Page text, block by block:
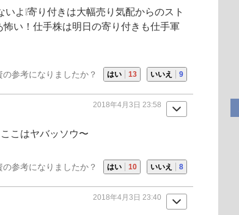
よ❕寄り付きは大幅売り気配からのスト
怖い！仕手株は明日の寄り付きも仕手軍
の参考になりましたか？ はい 13 いいえ 9
2018年4月3日 23:58
こはヤバッソウ〜
の参考になりましたか？ はい 10 いいえ 8
2018年4月3日 23:40